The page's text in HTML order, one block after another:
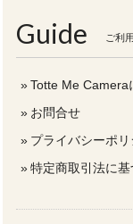
Guide ご利
Totte Me Camera
お問合せ
プライバシーポリ
特定商取引法に